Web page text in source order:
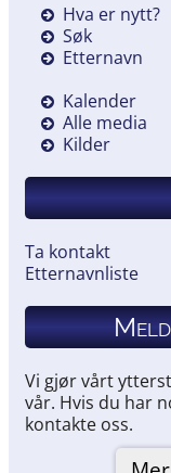
Hva er nytt?
Søk
Etternavn
Kalender
Alle media
Kilder
Ta kontakt
Etternavnliste
Vi gjør vårt
vår. Hvis du har
kontakte oss.